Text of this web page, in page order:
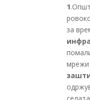
1
за
мрежи